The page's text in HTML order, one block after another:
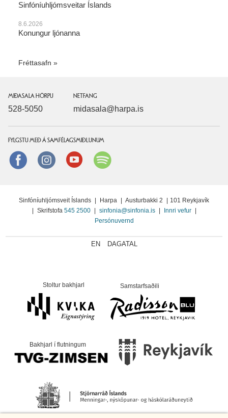
Sinfóníuhljómsveitar Íslands
8.6.2026
Konungur ljónanna
Fréttasafn
MIÐASALA HÖRPU
528-5050
NETFANG
midasala@harpa.is
FYLGSTU MEÐ Á SAMFÉLAGSMIÐLUNUM
FacebookinstagramYoutube
Sinfóníuhljómsveit Íslands Harpa Austurbakki 2
101 Reykjavík
Skrifstofa 545 2500 sinfonia@sinfonia.is Innri vefur
Persónuvernd
EN DAGATAL
Stoltur bakhjarl Samstarfsaðili
Bakhjarl í flutningum